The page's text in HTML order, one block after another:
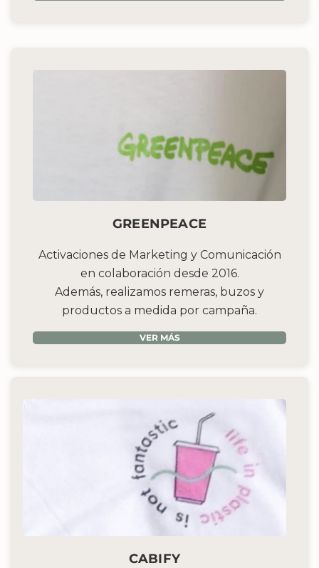
GREENPEACE
Activaciones de Marketing y Comunicación
en colaboración desde 2016.
Además, realizamos remeras, buzos y
productos a medida por campaña.
VER MÁS
CABIFY